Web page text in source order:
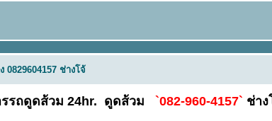
0829604157 ช่างโจ้
รรถดูดส้วม 24hr. ดูดส้วม `082-960-4157` ช่าง